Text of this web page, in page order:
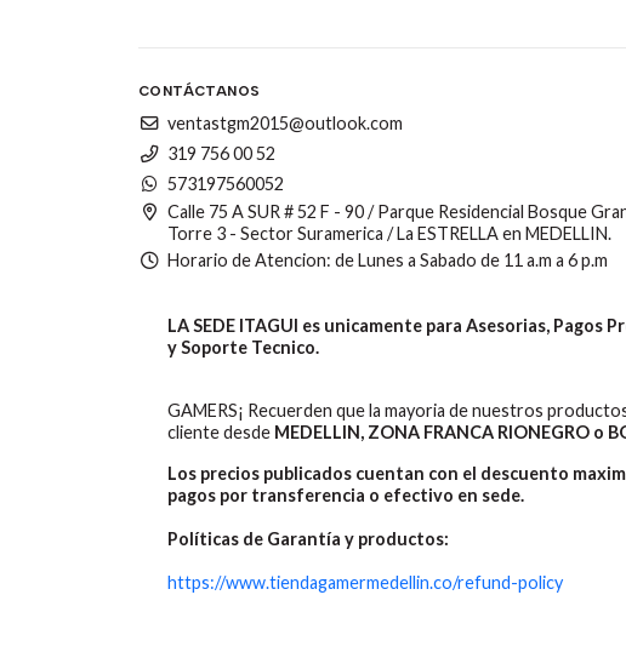
CONTÁCTANOS
ventastgm2015@outlook.com
319 756 00 52
573197560052
Calle 75 A SUR # 52 F - 90 / Parque Residencial Bosque
Torre 3 - Sector Suramerica / La ESTRELLA en MEDELLIN.
Horario de Atencion: de Lunes a Sabado de 11 a.m a 6 p.m
LA SEDE ITAGUI es unicamente para Asesorias, Pagos
y Soporte Tecnico.
GAMERS¡ Recuerden que la mayoria de nuestros
cliente desde MEDELLIN, ZONA FRANCA RIONEGRO o
Los precios publicados cuentan con el descuento
pagos por transferencia o efectivo en sede.
Políticas de Garantía y productos:
https://www.tiendagamermedellin.co/refund-policy